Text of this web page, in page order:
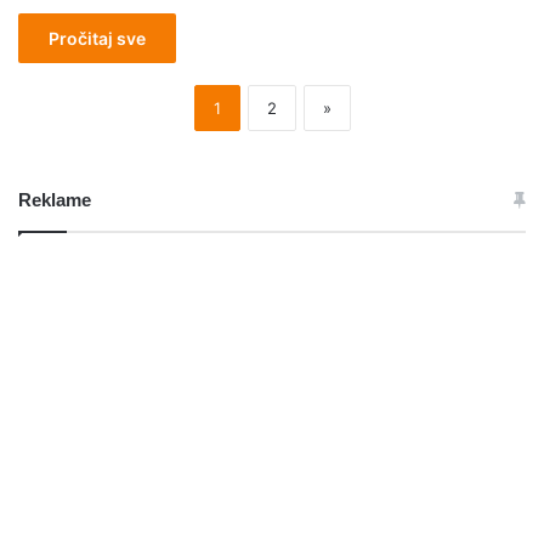
Pročitaj sve
1 2 »
Reklame